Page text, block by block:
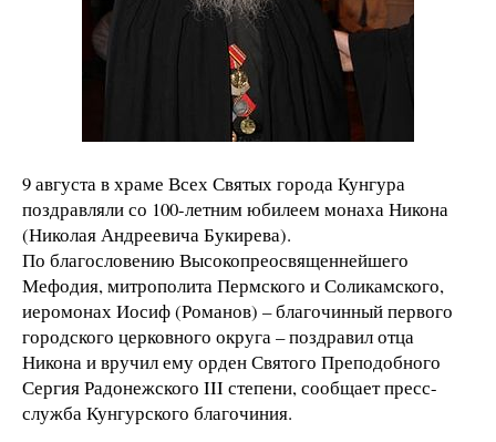
9 августа в храме Всех Святых города Кунгура
поздравляли со 100-летним юбилеем монаха Никона
(Николая Андреевича Букирева).
По благословению Высокопреосвященнейшего
Мефодия, митрополита Пермского и Соликамского,
иеромонах Иосиф (Романов) – благочинный первого
городского церковного округа – поздравил отца
Никона и вручил ему орден Святого Преподобного
Сергия Радонежского III степени, сообщает пресс-
служба Кунгурского благочиния.